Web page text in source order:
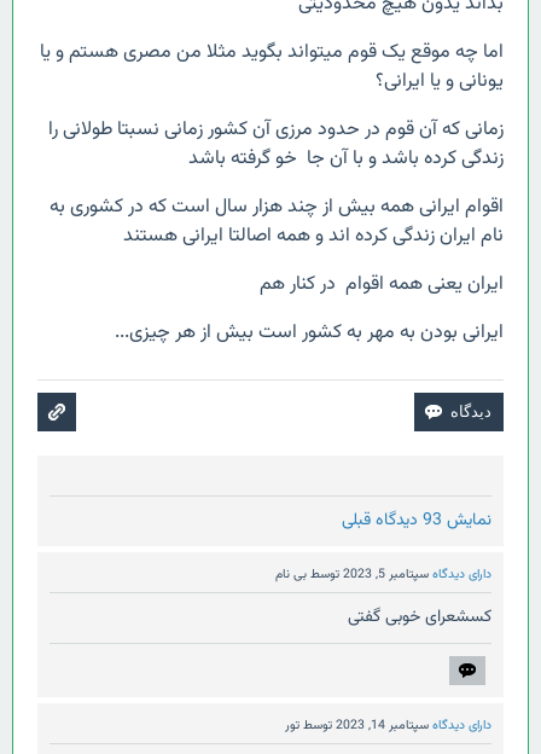
اما چه موقع یک قوم میتواند بگوید مثلا من مصری هستم و یا
یونانی و یا ایرانی؟
زمانی که آن قوم در حدود مرزی آن کشور زمانی نسبتا طولانی را
زندگی کرده باشد و با آن جا خو گرفته باشد
اقوام ایرانی همه بیش از چند هزار سال است که در کشوری به
نام ایران زندگی کرده اند و همه اصالتا ایرانی هستند
ایران یعنی همه اقوام در کنار هم
ایرانی بودن به مهر به کشور است بیش از هر چیزی...
نمایش 93 دیدگاه قبلی
دارای دیدگاهسپتامبر 5, 2023 توسطبی نام
کسشعرای خوبی گفتی
دارای دیدگاهسپتامبر 14, 2023 توسطتور